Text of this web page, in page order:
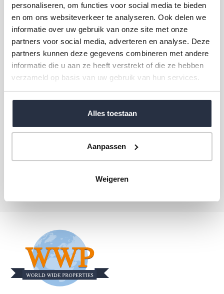
personaliseren, om functies voor social media te bieden
en om ons websiteverkeer te analyseren. Ook delen we
informatie over uw gebruik van onze site met onze
partners voor social media, adverteren en analyse. Deze
partners kunnen deze gegevens combineren met andere
informatie die u aan ze heeft verstrekt of die ze hebben
verzameld op basis van uw gebruik van hun services.
Alles toestaan
Aanpassen
Weigeren
Furnishing &
Maintenance